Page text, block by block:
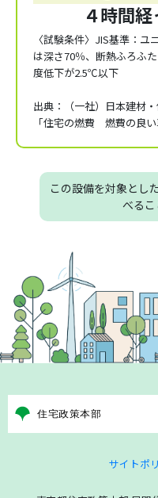
４時間
〈試験条件〉JIS基準：
は深さ70％、断熱ふろふ
度低下が2.5℃以下
出典：（一社）日本建材
「住宅の燃費 燃費の良
この設備を対象とし
べるこ
サイトポ